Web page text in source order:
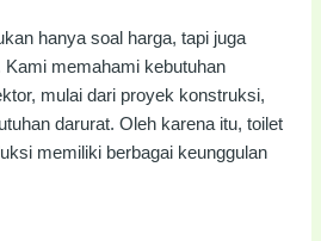
hanya soal harga, tapi juga
Kami memahami kebutuhan
mulai dari proyek konstruksi,
darurat. Oleh karena itu, toilet
memiliki berbagai keunggulan